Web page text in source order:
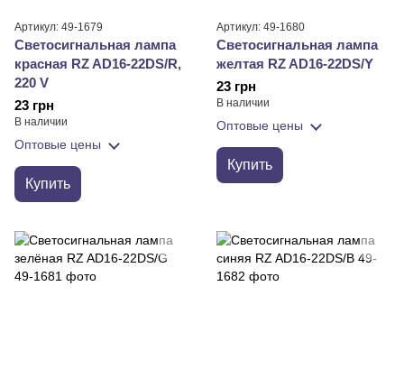
Артикул: 49-1679
Светосигнальная лампа
красная RZ AD16-22DS/R,
220 V
23 грн
В наличии
Оптовые цены
Купить
Артикул: 49-1680
Светосигнальная лампа
желтая RZ AD16-22DS/Y
23 грн
В наличии
Оптовые цены
Купить